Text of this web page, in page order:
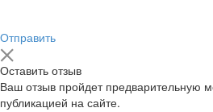
Отправить
Оставить отзыв
Ваш отзыв пройдет предварительную
публикацией на сайте.